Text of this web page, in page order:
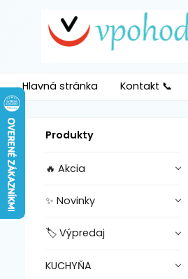
Hlavná stránka Kontakt 📞
Produkty
🔥 Akcia
✨ Novinky
🏷️ Výpredaj
KUCHYŇA